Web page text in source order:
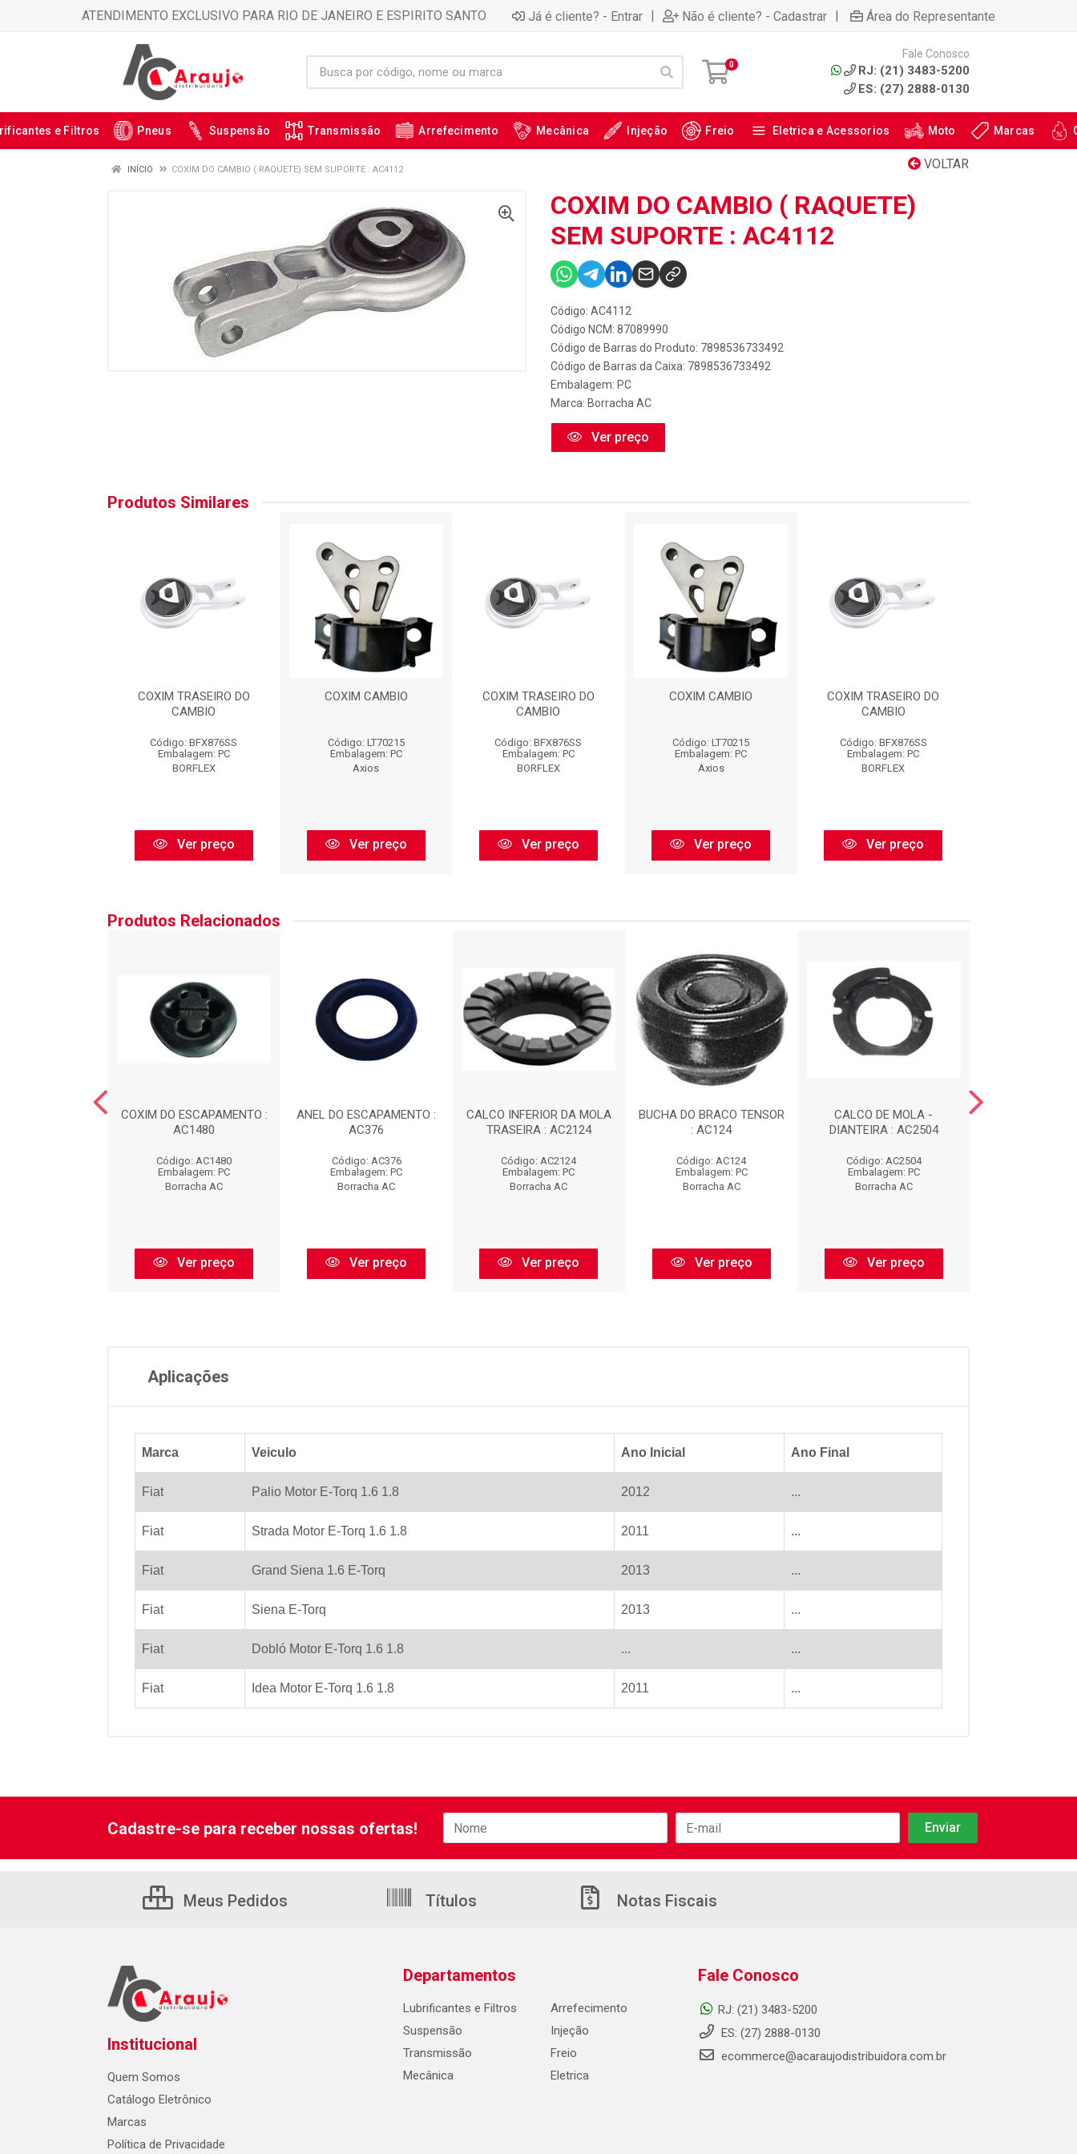
ATENDIMENTO EXCLUSIVO PARA RIO DE JANEIRO E ESPIRITO SANTO Já é cliente? - Entrar | Não é cliente? - Cadastrar | Área do Representante
0
Fale Conosco
RJ: (21) 3483-5200
ES: (27) 2888-0130
e Filtros Pneus Suspensão Transmissão Arrefecimento Mecânica Injeção Freio Eletrica e Acessorios Moto Marcas
VOLTAR
INÍCIO COXIM DO CAMBIO ( RAQUETE) SEM SUPORTE : AC4112
COXIM DO CAMBIO ( RAQUETE)
SEM SUPORTE : AC4112
Código: AC4112
Código NCM: 87089990
Código de Barras do Produto: 7898536733492
Código de Barras da Caixa: 7898536733492
Embalagem: PC
Marca: Borracha AC
Ver preço
Produtos Similares
COXIM TRASEIRO DO
CAMBIO
Código: BFX876SS
Embalagem: PC
BORFLEX
Ver preço
COXIM CAMBIO
Código: LT70215
Embalagem: PC
Axios
Ver preço
COXIM TRASEIRO DO
CAMBIO
Código: BFX876SS
Embalagem: PC
BORFLEX
Ver preço
COXIM CAMBIO
Código: LT70215
Embalagem: PC
Axios
Ver preço
COXIM TRASEIRO DO
CAMBIO
Código: BFX876SS
Embalagem: PC
BORFLEX
Ver preço
Produtos Relacionados
COXIM DO ESCAPAMENTO :
AC1480
Código: AC1480
Embalagem: PC
Borracha AC
Ver preço
ANEL DO ESCAPAMENTO :
AC376
Código: AC376
Embalagem: PC
Borracha AC
Ver preço
CALCO INFERIOR DA MOLA
TRASEIRA : AC2124
Código: AC2124
Embalagem: PC
Borracha AC
Ver preço
BUCHA DO BRACO TENSOR
: AC124
Código: AC124
Embalagem: PC
Borracha AC
Ver preço
CALCO DE MOLA -
DIANTEIRA : AC2504
Código: AC2504
Embalagem: PC
Borracha AC
Ver preço
Aplicações
Marca Veiculo Ano Inicial Ano Final
Fiat Palio Motor E-Torq 1.6 1.8 2012 ...
Fiat Strada Motor E-Torq 1.6 1.8 2011 ...
Fiat Grand Siena 1.6 E-Torq 2013 ...
Fiat Siena E-Torq 2013 ...
Fiat Dobló Motor E-Torq 1.6 1.8 ... ...
Fiat Idea Motor E-Torq 1.6 1.8 2011 ...
Cadastre-se para receber nossas ofertas!
Meus Pedidos Títulos Notas Fiscais
Institucional
Quem Somos
Catálogo Eletrônico
Marcas
Política de Privacidade
Departamentos
Lubrificantes e Filtros
Suspensão
Transmissão
Mecânica
Arrefecimento
Injeção
Freio
Eletrica
Fale Conosco
RJ: (21) 3483-5200
ES: (27) 2888-0130
ecommerce@acaraujodistribuidora.com.br